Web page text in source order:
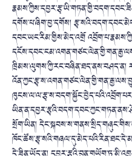
དགོས་པ་ཞིག་བྱ་དགོས།
དབང་ཡང་རིམ་གྱིས་མེད་འགྲོ
ཁྲིམས་ལུགས་ཀྱི་རང་བཞིན་ཐད་ནས་བཤད་ན།
སྲོག་ཡིན།